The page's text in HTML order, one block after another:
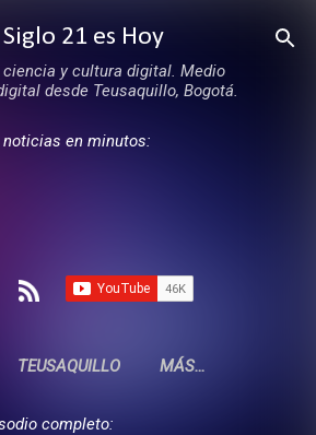
contenido principal
Siglo 21 es Hoy
ciencia y cultura digital. Medio
desde Teusaquillo, Bogotá.
en minutos:
TEUSAQUILLO MÁS…
completo: